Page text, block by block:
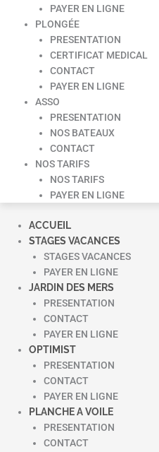
PAYER EN LIGNE
PLONGÉE
PRESENTATION
CERTIFICAT MEDICAL
CONTACT
PAYER EN LIGNE
ASSO
PRESENTATION
NOS BATEAUX
CONTACT
NOS TARIFS
NOS TARIFS
PAYER EN LIGNE
ACCUEIL
STAGES VACANCES
STAGES VACANCES
PAYER EN LIGNE
JARDIN DES MERS
PRESENTATION
CONTACT
PAYER EN LIGNE
OPTIMIST
PRESENTATION
CONTACT
PAYER EN LIGNE
PLANCHE A VOILE
PRESENTATION
CONTACT